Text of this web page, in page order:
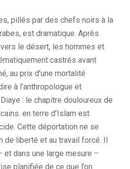
pillés par des chefs noirs à la
est dramatique. Après
le désert, les hommes et
castrés avant
au prix d’une mortalité
à l’anthropologue et
: le chapitre douloureux de
en terre d’Islam est
Cette déportation ne se
de liberté et au travail forcé. Il
​​et dans une large mesure –
planifiée de ce que l’on